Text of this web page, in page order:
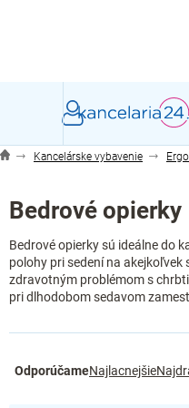
Kancelárske vybavenie
Bedrové opierky
Bedrové opierky sú ideálne do
polohy pri sedení na
zdravotným problémom s
pri dlhodobom sedavom
a
OdporúčameNajlacnejšie